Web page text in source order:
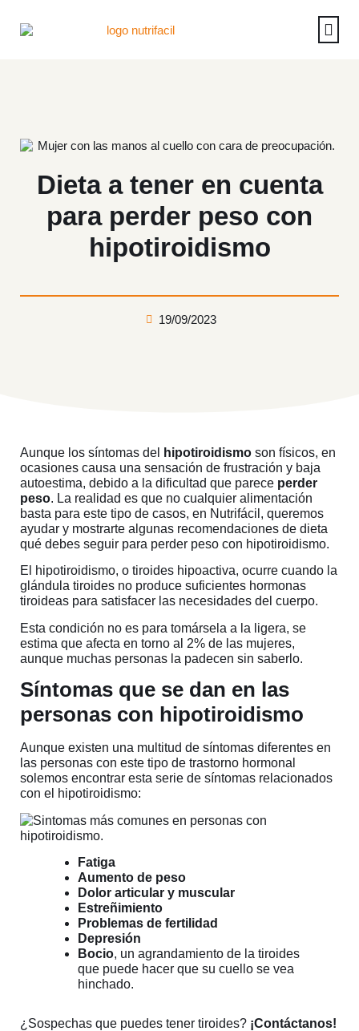
Dieta a tener en cuenta
para perder peso con
hipotiroidismo
19/09/2023
Aunque los síntomas del hipotiroidismo son físicos, en
ocasiones causa una sensación de frustración y baja
autoestima, debido a la dificultad que parece perder
peso. La realidad es que no cualquier alimentación
basta para este tipo de casos, en Nutrifácil, queremos
ayudar y mostrarte algunas recomendaciones de dieta
qué debes seguir para perder peso con hipotiroidismo.
El hipotiroidismo, o tiroides hipoactiva, ocurre cuando la
glándula tiroides no produce suficientes hormonas
tiroideas para satisfacer las necesidades del cuerpo.
Esta condición no es para tomársela a la ligera, se
estima que afecta en torno al 2% de las mujeres,
aunque muchas personas la padecen sin saberlo.
Síntomas que se dan en las
personas con hipotiroidismo
Aunque existen una multitud de síntomas diferentes en
las personas con este tipo de trastorno hormonal
solemos encontrar esta serie de síntomas relacionados
con el hipotiroidismo:
Fatiga
Aumento de peso
Dolor articular y muscular
Estreñimiento
Problemas de fertilidad
Depresión
Bocio, un agrandamiento de la tiroides
que puede hacer que su cuello se vea
hinchado.
¿Sospechas que puedes tener tiroides? ¡Contáctanos!